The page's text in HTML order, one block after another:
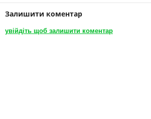
Залишити коментар
увійдіть щоб залишити коментар